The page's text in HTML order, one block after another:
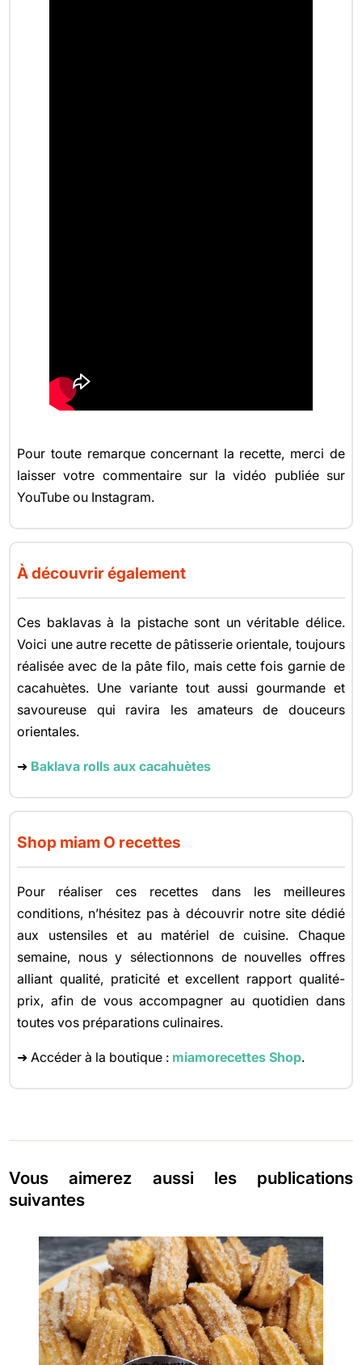
Pour toute remarque concernant la recette, merci de
laisser votre commentaire sur la vidéo publiée sur
YouTube ou Instagram.
À découvrir également
Ces baklavas à la pistache sont un véritable délice.
Voici une autre recette de pâtisserie orientale, toujours
réalisée avec de la pâte filo, mais cette fois garnie de
cacahuètes. Une variante tout aussi gourmande et
savoureuse qui ravira les amateurs de douceurs
orientales.
➜ Baklava rolls aux cacahuètes
Shop miam O recettes
Pour réaliser ces recettes dans les meilleures
conditions, n’hésitez pas à découvrir notre site dédié
aux ustensiles et au matériel de cuisine. Chaque
semaine, nous y sélectionnons de nouvelles offres
alliant qualité, praticité et excellent rapport qualité-
prix, afin de vous accompagner au quotidien dans
toutes vos préparations culinaires.
➜ Accéder à la boutique : miamorecettes Shop.
Vous aimerez aussi les publications
suivantes